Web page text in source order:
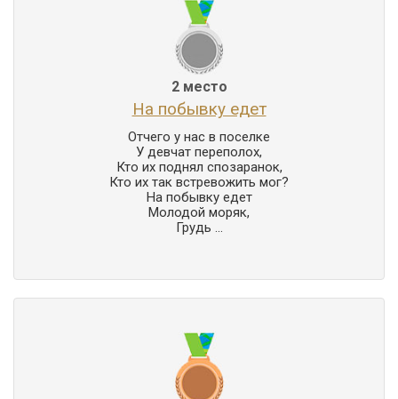
2 место
На побывку едет
Отчего у нас в поселке
У девчат переполох,
Кто их поднял спозаранок,
Кто их так встревожить мог?
На побывку едет
Молодой моряк,
Грудь ...